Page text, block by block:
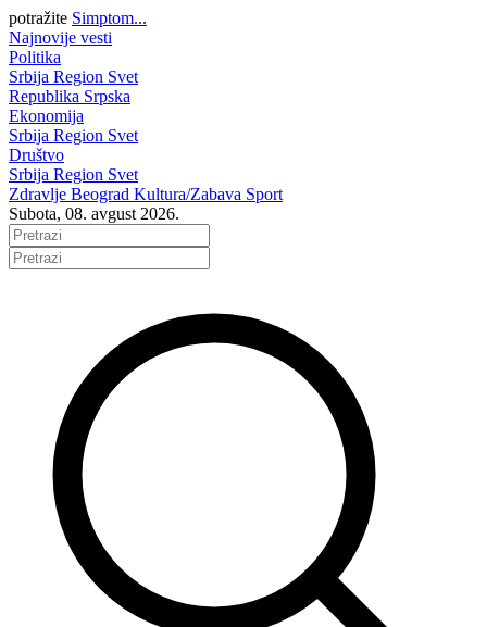
potražite Simptom...
Najnovije vesti
Politika
Srbija Region Svet
Republika Srpska
Ekonomija
Srbija Region Svet
Društvo
Srbija Region Svet
Zdravlje Beograd Kultura/Zabava Sport
Subota, 08. avgust 2026.